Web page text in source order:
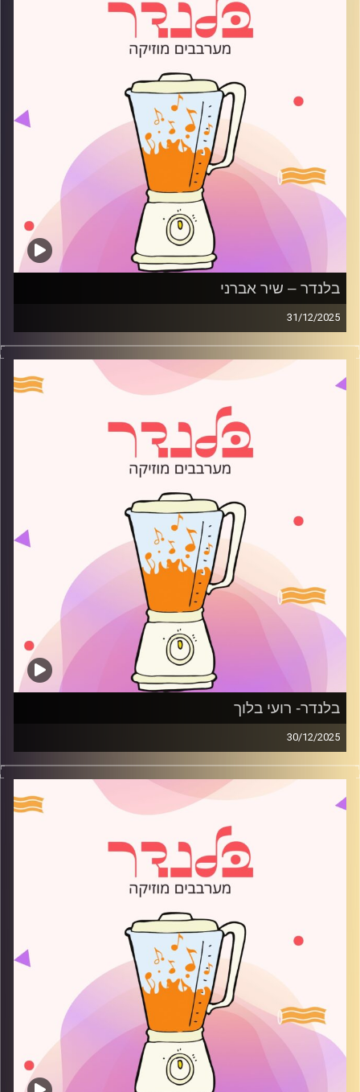
בלנדר – שיר אברני
31/12/2025
מוזיקה רגועה לפתוח איתה את הבוקר בהגשת שיר אברני
קרדיט תמונות:
AudioVersity
בלנדר- רועי בלוך
30/12/2025
מוזיקה רגועה לפתוח איתה את הבוקר בהגשת רועי בלוך
קרדיט תמונות:
AudioVersity